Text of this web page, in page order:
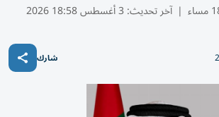
| آخر تحديث: 3 أغسطس 18:58 2026
شارك